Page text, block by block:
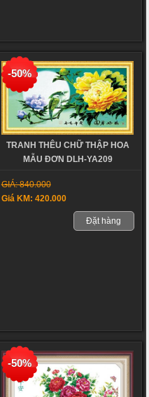
-50%
TRANH THÊU CHỮ THẬP HOA
MẪU ĐƠN DLH-YA209
GIÁ: 840.000
Giá KM: 420.000
Đặt hàng
-50%